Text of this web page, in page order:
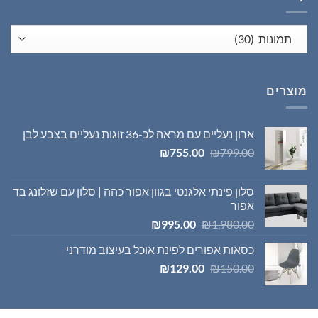
מוצרים
ארון נעליים עם מראה לכ-36 זוגות נעליים בצבע לבן
₪799.00
המחיר
₪799.00.
₪755.00
המחיר
₪755.00.
סלון פינתי אלגנטי בגוון אפור כהה | סלון עם שזלונג בד
אפור
₪1,980.00
המחיר
היה:
₪1,980.00.
₪995.00
המחיר
הוא:
כסאות אפורים לפינת אוכל בעיצוב מודרני
₪150.00
המחיר
₪150.00.
₪129.00
המחיר
₪129.00.